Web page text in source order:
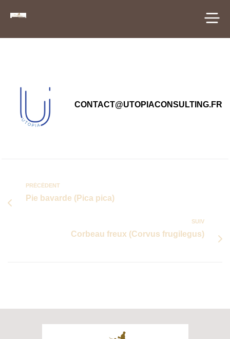
CONTACT@UTOPIACONSULTING.FR
PRÉCÉDENT
Pie bavarde (Pica pica)
SUIV
Corbeau freux (Corvus frugilegus)